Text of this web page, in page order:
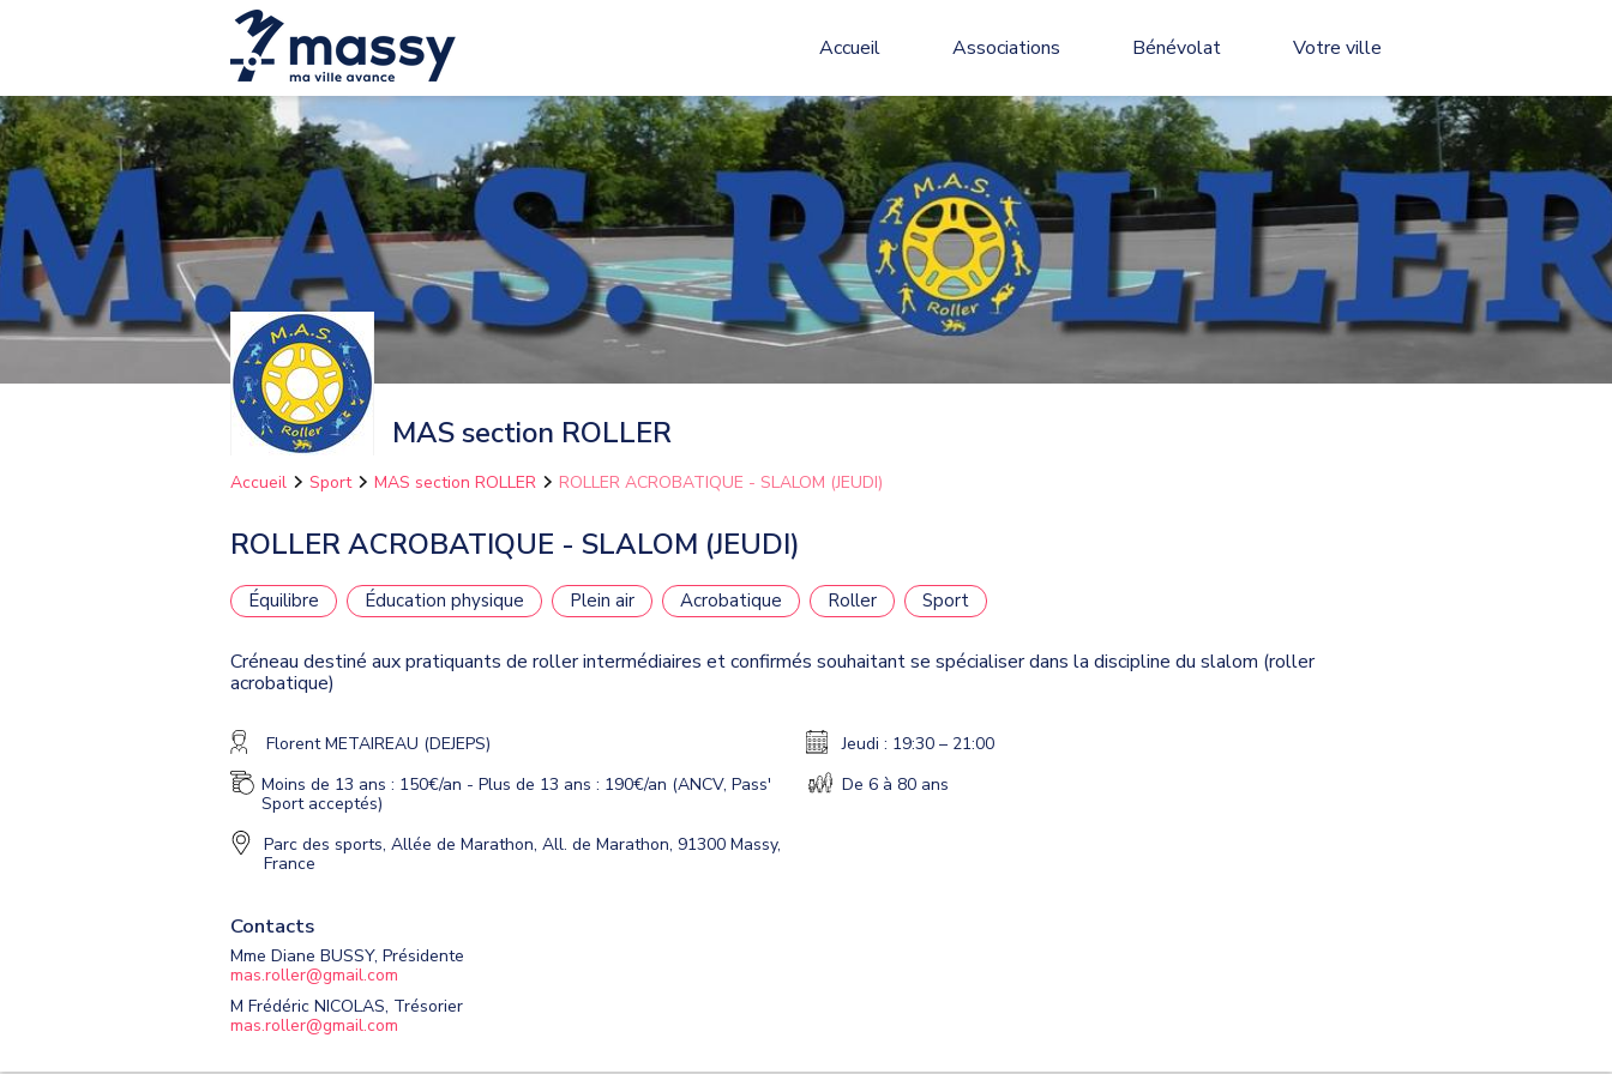
Accueil Associations Bénévolat Votre ville
MAS section ROLLER
Accueil Sport MAS section ROLLER ROLLER ACROBATIQUE - SLALOM (JEUDI)
ROLLER ACROBATIQUE - SLALOM (JEUDI)
Équilibre Éducation physique Plein air Acrobatique Roller Sport
Créneau destiné aux pratiquants de roller intermédiaires et confirmés souhaitant se spécialiser dans la discipline du slalom (roller
acrobatique)
Florent METAIREAU (DEJEPS)
Moins de 13 ans : 150€/an - Plus de 13 ans : 190€/an (ANCV, Pass'
Sport acceptés)
Parc des sports,Allée de Marathon, All. de Marathon, 91300 Massy,
France
Jeudi : 19:30 – 21:00
De 6 à 80 ans
Contacts
Mme Diane BUSSY, Présidente
mas.roller@gmail.com
M Frédéric NICOLAS, Trésorier
mas.roller@gmail.com